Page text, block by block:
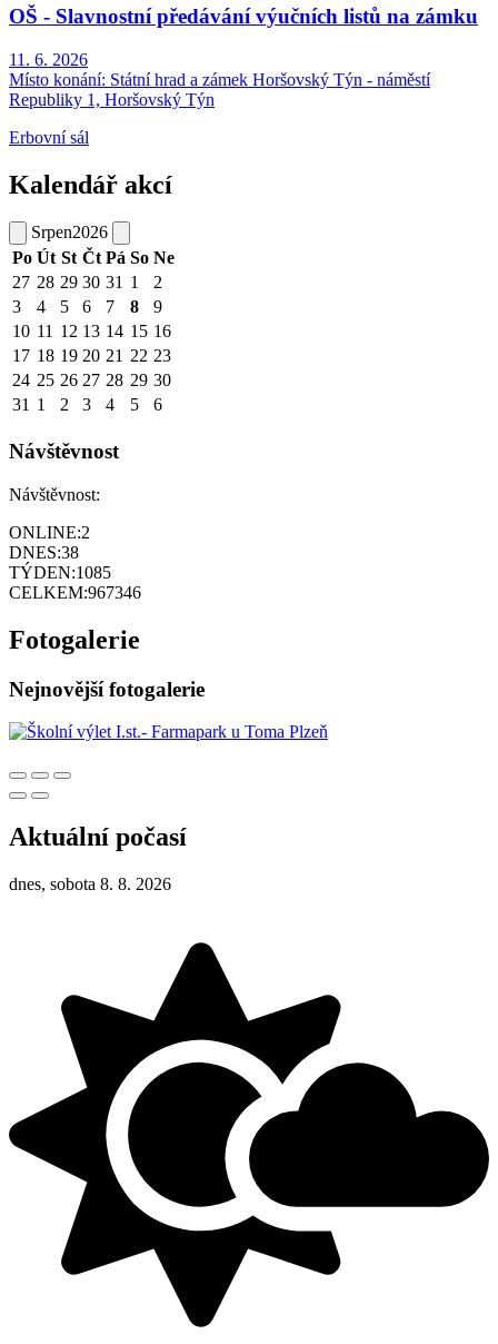
OŠ - Slavnostní předávání výučních listů na zámku
11. 6. 2026
Místo konání: Státní hrad a zámek Horšovský Týn - náměstí
Republiky 1, Horšovský Týn
Erbovní sál
Kalendář akcí
Srpen2026
Po Út St Čt Pá So Ne
27 28 29 30 31 1
2
3
4 5 6 7 8
9
10 11 12 13 14 15 16
17 18 19 20 21 22 23
24 25 26 27 28 29 30
31 1 2 3 4 5 6
Návštěvnost
Návštěvnost:
ONLINE:2
DNES:38
TÝDEN:1085
CELKEM:967346
Fotogalerie
Nejnovější fotogalerie
Aktuální počasí
dnes, sobota 8. 8. 2026